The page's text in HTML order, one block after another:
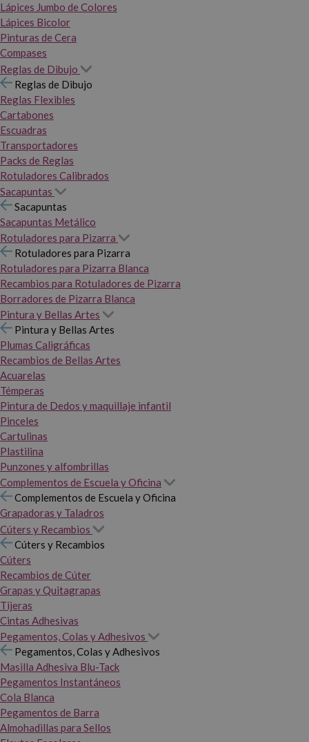
Lápices Jumbo de Colores
Lápices Bicolor
Pinturas de Cera
Compases
Reglas de Dibujo
Reglas de Dibujo
Reglas Flexibles
Cartabones
Escuadras
Transportadores
Packs de Reglas
Rotuladores Calibrados
Sacapuntas
Sacapuntas
Sacapuntas Metálico
Rotuladores para Pizarra
Rotuladores para Pizarra
Rotuladores para Pizarra Blanca
Recambios para Rotuladores de Pizarra
Borradores de Pizarra Blanca
Pintura y Bellas Artes
Pintura y Bellas Artes
Plumas Caligráficas
Recambios de Bellas Artes
Acuarelas
Témperas
Pintura de Dedos y maquillaje infantil
Pinceles
Cartulinas
Plastilina
Punzones y alfombrillas
Complementos de Escuela y Oficina
Complementos de Escuela y Oficina
Grapadoras y Taladros
Cúters y Recambios
Cúters y Recambios
Cúters
Recambios de Cúter
Grapas y Quitagrapas
Tijeras
Cintas Adhesivas
Pegamentos, Colas y Adhesivos
Pegamentos, Colas y Adhesivos
Masilla Adhesiva Blu-Tack
Pegamentos Instantáneos
Cola Blanca
Pegamentos de Barra
Almohadillas para Sellos